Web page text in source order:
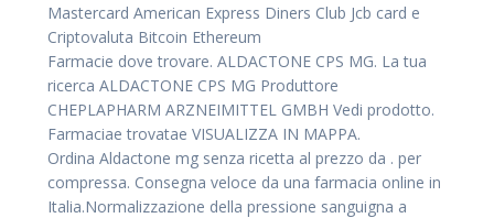
Mastercard American Express Diners Club Jcb card e
Criptovaluta Bitcoin Ethereum
Farmacie dove trovare. ALDACTONE CPS MG. La tua
ricerca ALDACTONE CPS MG Produttore
CHEPLAPHARM ARZNEIMITTEL GMBH Vedi prodotto.
Farmaciae trovatae VISUALIZZA IN MAPPA.
Ordina Aldactone mg senza ricetta al prezzo da . per
compressa. Consegna veloce da una farmacia online in
Italia.Normalizzazione della pressione sanguigna a